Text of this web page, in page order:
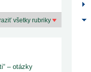
všetky rubriky
– otázky